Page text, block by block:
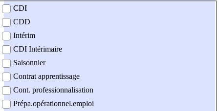
contrat
CDI
CDD
Intérim
CDI Intérimaire
Saisonnier
Contrat apprentissage
Cont. professionnalisation
Prépa.opérationnel.emploi